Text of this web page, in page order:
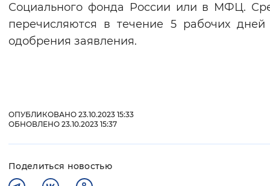
Социального фонда России или в МФЦ.
перечисляются в течение 5 рабочих дней
одобрения заявления.
ОПУБЛИКОВАНО 23.10.2023 15:33
ОБНОВЛЕНО 23.10.2023 15:37
Поделиться новостью